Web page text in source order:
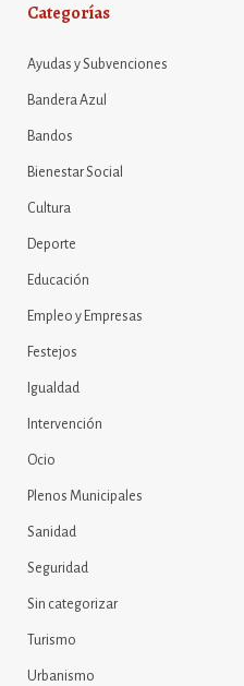
Categorías
Ayudas y Subvenciones
Bandera Azul
Bandos
Bienestar Social
Cultura
Deporte
Educación
Empleo y Empresas
Festejos
Igualdad
Intervención
Ocio
Plenos Municipales
Sanidad
Seguridad
Sin categorizar
Turismo
Urbanismo